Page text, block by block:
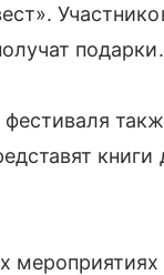
подарки.